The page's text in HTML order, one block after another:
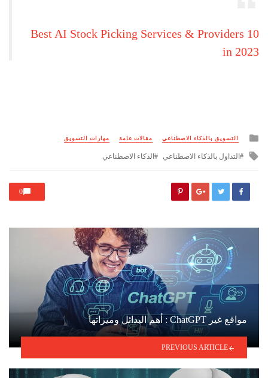
10 Best AI Stock Picking Services & Providers
in 2023
Posted
التسويق بالذكاء الاصطناعي مقالات عامة مهارات التسويق
Tagged
التداول بالذكاء الاصطناعي الذكاء الاصطناعي
0
مواقع غير ChatGPT : أهم البدائل وميزاتها
PREVIOUS ARTICLE